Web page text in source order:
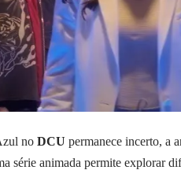
no DCU permanece incerto, a
série animada permite explorar